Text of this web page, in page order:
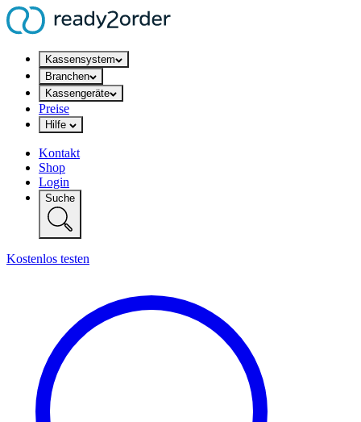
Kassensystem
Branchen
Kassengeräte
Preise
Hilfe
Kontakt
Shop
Login
Suche
Kostenlos testen